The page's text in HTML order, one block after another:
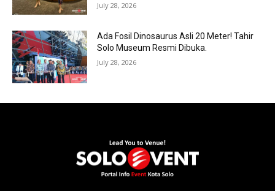
July 28, 2026
Ada Fosil Dinosaurus Asli 20 Meter! Tahir
Solo Museum Resmi Dibuka.
July 28, 2026